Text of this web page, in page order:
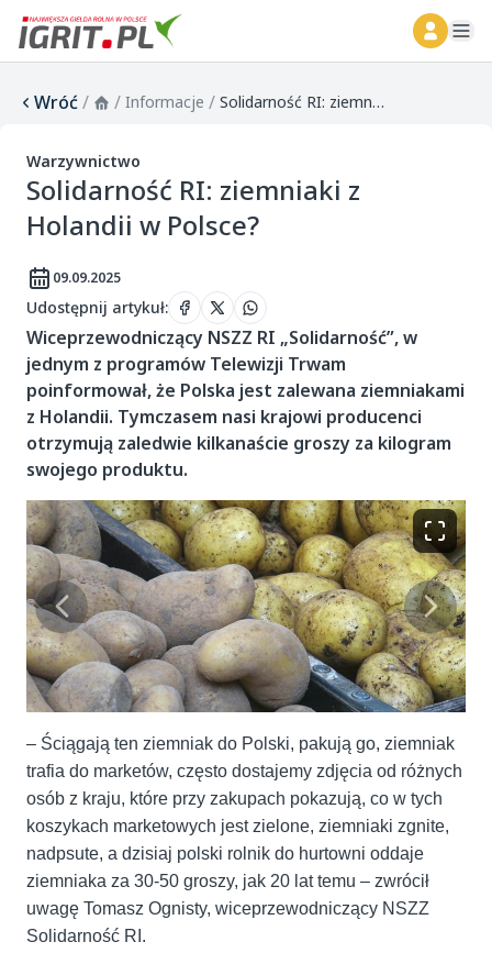
Wróć/ / Informacje / Solidarność RI: ziemniaki z Holandii w Polsce?
Warzywnictwo
Solidarność RI: ziemniaki z
Holandii w Polsce?
09.09.2025
Udostępnij artykuł:
Wiceprzewodniczący NSZZ RI „Solidarność”, w
jednym z programów Telewizji Trwam
poinformował, że Polska jest zalewana ziemniakami
z Holandii. Tymczasem nasi krajowi producenci
otrzymują zaledwie kilkanaście groszy za kilogram
swojego produktu.
– Ściągają ten ziemniak do Polski, pakują go, ziemniak
trafia do marketów, często dostajemy zdjęcia od różnych
osób z kraju, które przy zakupach pokazują, co w tych
koszykach marketowych jest zielone, ziemniaki zgnite,
nadpsute, a dzisiaj polski rolnik do hurtowni oddaje
ziemniaka za 30-50 groszy, jak 20 lat temu – zwrócił
uwagę Tomasz Ognisty, wiceprzewodniczący NSZZ
Solidarność RI.